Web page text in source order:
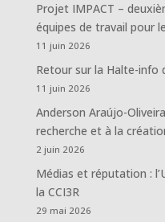
Projet IMPACT –
équipes de travail pour
11 juin 2026
Retour sur la Halte-info
11 juin 2026
Anderson Araújo-
recherche et à la
2 juin 2026
Médias et réputation :
la CCI3R
29 mai 2026